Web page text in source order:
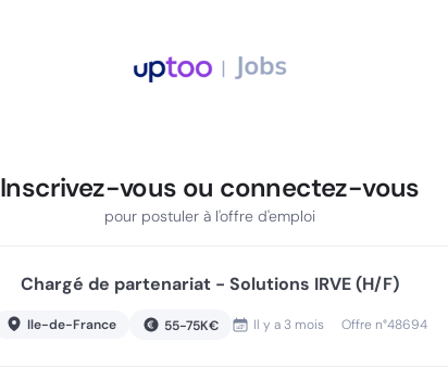
Inscrivez-vous ou connectez-vous
pour postuler à l'offre d'emploi
Chargé de partenariat - Solutions IRVE (H/F)
Ile-de-France 55-75K€ Il y a 3 mois Offre n°48694